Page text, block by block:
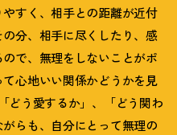
すく、相手との距離が近付
分、相手に尽くしたり、感
で、無理をしないことがポ
心地いい関係かどうかを見
どう愛するか」、「どう関わ
らも、自分にとって無理の